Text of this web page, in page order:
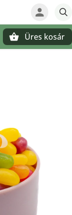
Üres kosár